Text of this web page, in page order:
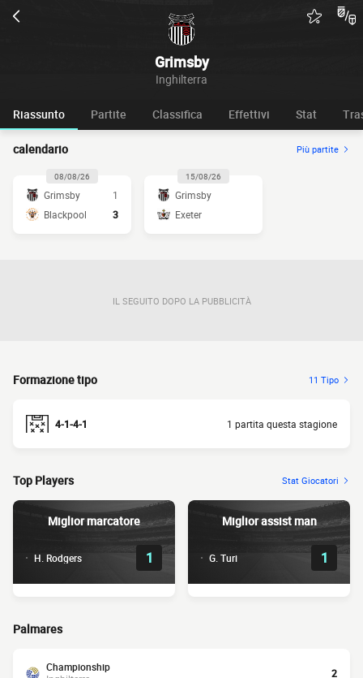
Grimsby
Inghilterra
Riassunto Partite Classifica Effettivi Stat
calendario Più partite
08/08/26
Grimsby
1
Blackpool
3
15/08/26
Grimsby
Exeter
IL SEGUITO DOPO LA PUBBLICITÀ
Formazione tipo 11 Tipo
4-1-4-1 1 partita questa stagione
Top Players Stat Giocatori
Miglior marcatore
H. Rodgers 1
Miglior assist man
G. Turi 1
Palmares
Championship
2